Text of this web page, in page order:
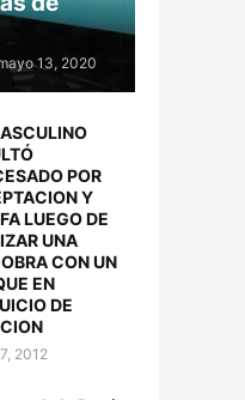
13, 2020
POR
Y
LUEGO DE
UNA
CON UN
EN
DE
2012